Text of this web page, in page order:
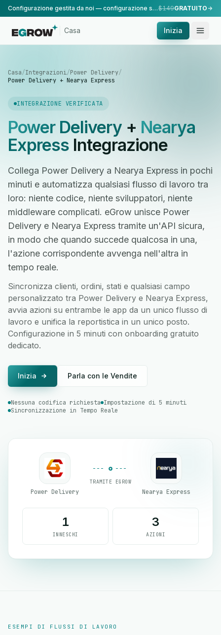
Configurazione gestita da noi — configurazione standard, eseguita dal nostro team.$149GRATUITO
Casa Inizia
Casa/Integrazioni/Power Delivery/
Power Delivery + Nearya Express
INTEGRAZIONE VERIFICATA
Power Delivery+ Nearya
ExpressIntegrazione
Collega Power Delivery a Nearya Express in pochi
minuti e automatizza qualsiasi flusso di lavoro tra
loro: niente codice, niente sviluppatori, niente
middleware complicati. eGrow unisce Power
Delivery e Nearya Express tramite un'API sicura,
in modo che quando succede qualcosa in una,
l'azione corrispondente avvenga nell'altra in
tempo reale.
Sincronizza clienti, ordini, stati e qualsiasi campo
personalizzato tra Power Delivery e Nearya Express,
avvia azioni su entrambe le app da un unico flusso di
lavoro e unifica la reportistica in un unico posto.
Configurazione in 5 minuti con onboarding gratuito
dedicato.
Inizia Parla con le Vendite
Nessuna codifica richiesta Impostazione di 5 minuti
Sincronizzazione in Tempo Reale
Power Delivery
TRAMITE EGROW
Nearya Express
1
INNESCHI
3
AZIONI
ESEMPI DI FLUSSI DI LAVORO